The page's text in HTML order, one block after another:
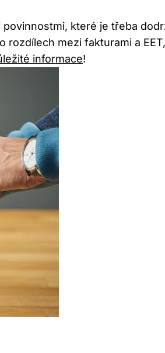
které je třeba
mezi fakturami a
informace!